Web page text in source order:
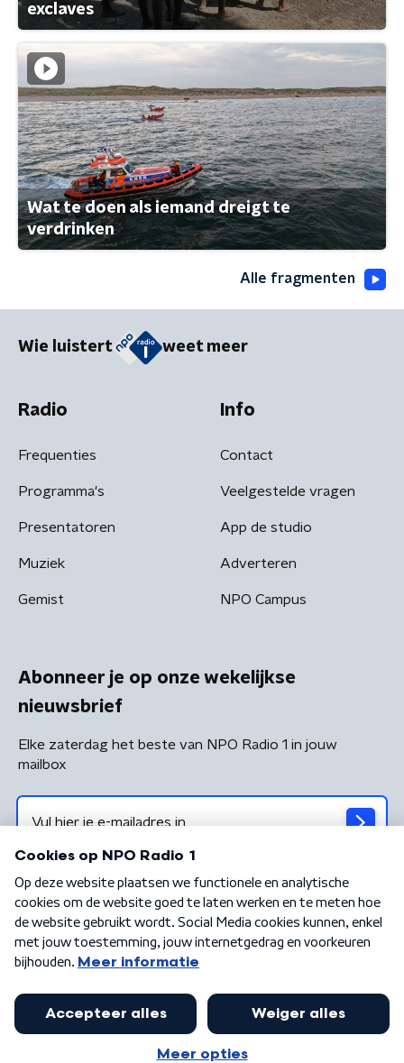
exclaves
Wat te doen als iemand dreigt te
verdrinken
Alle fragmenten
Wie luistert weet meer
Radio
Frequenties
Programma's
Presentatoren
Muziek
Gemist
Info
Contact
Veelgestelde vragen
App de studio
Adverteren
NPO Campus
Abonneer je op onze wekelijkse
nieuwsbrief
Elke zaterdag het beste van NPO Radio 1 in jouw
mailbox
Algemene voorwaarden